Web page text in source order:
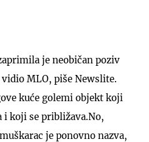
je neobičan poziv
MLO, piše Newslite.
kuće golemi objekt koji
i koji se približava.No,
je ponovno nazva,